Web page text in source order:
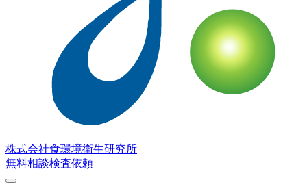
株式会社食環境衛生研究所
無料相談検査依頼